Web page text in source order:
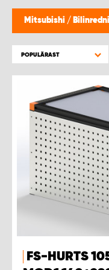
Mitsubishi /
POPULÄRAST
FS-HURTS
WORK SYSTEM KARLSTAD
WORK SYSTEM KIRUNA
WORK SYSTEM KRISTIANSTAD
WORK SYSTEM LINKÖPING
WORK SYSTEM LULEÅ